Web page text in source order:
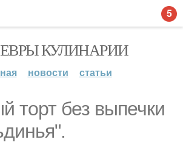
КУЛИНАРИИ
новости статьи
торт без выпечки
5